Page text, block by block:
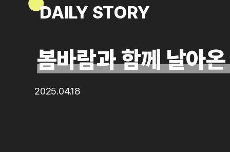
DAILY STORY
봄바람과 함께 날아
2025.04.18